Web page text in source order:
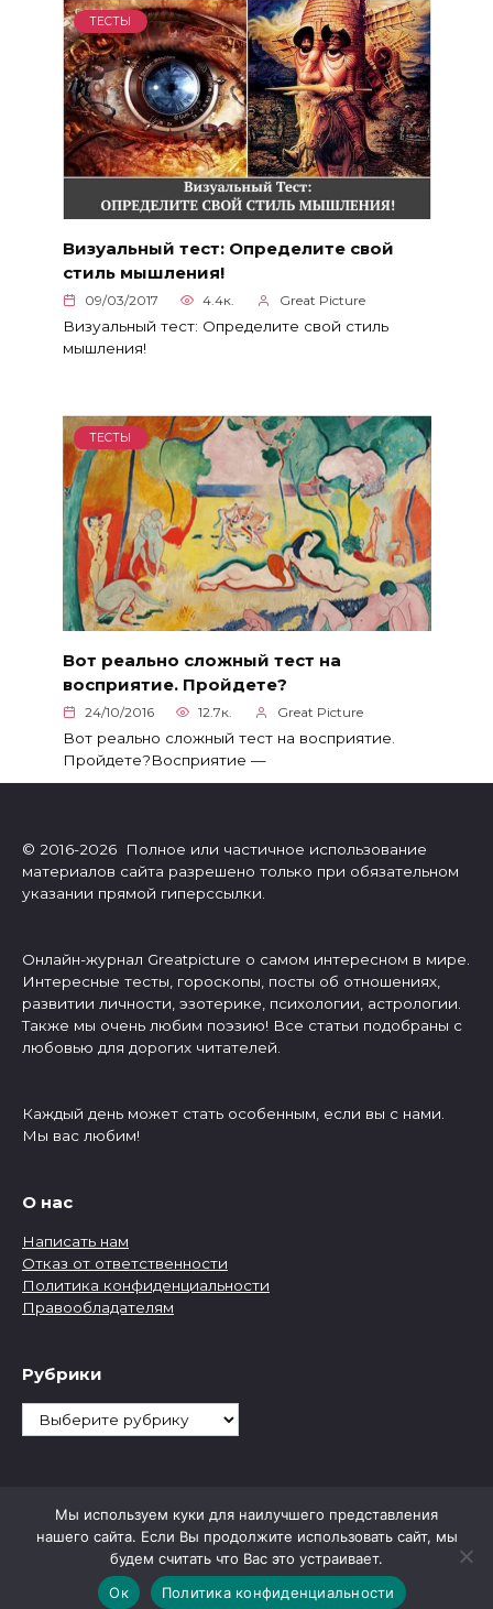
ТЕСТЫ
Визуальный тест: Определите свой
стиль мышления!
09/03/2017 4.4к. Great Picture
Визуальный тест: Определите свой стиль
мышления!
ТЕСТЫ
Вот реально сложный тест на
восприятие. Пройдете?
24/10/2016 12.7к. Great Picture
Вот реально сложный тест на восприятие.
Пройдете?Восприятие —
© 2016-2026 Полное или частичное использование
материалов сайта разрешено только при обязательном
указании прямой гиперссылки.
Онлайн-журнал Greatpicture о самом интересном в мире.
Интересные тесты, гороскопы, посты об отношениях,
развитии личности, эзотерике, психологии, астрологии.
Также мы очень любим поэзию! Все статьи подобраны с
любовью для дорогих читателей.
Каждый день может стать особенным, если вы с нами.
Мы вас любим!
О нас
Написать нам
Отказ от ответственности
Политика конфиденциальности
Правообладателям
Рубрики
Рубрики
Мы используем куки для наилучшего представления
нашего сайта. Если Вы продолжите использовать сайт, мы
будем считать что Вас это устраивает.
Ок
Политика конфиденциальности